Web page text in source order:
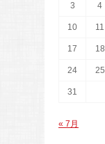
3 4
10 11
17 18
24 25
31
« 7月